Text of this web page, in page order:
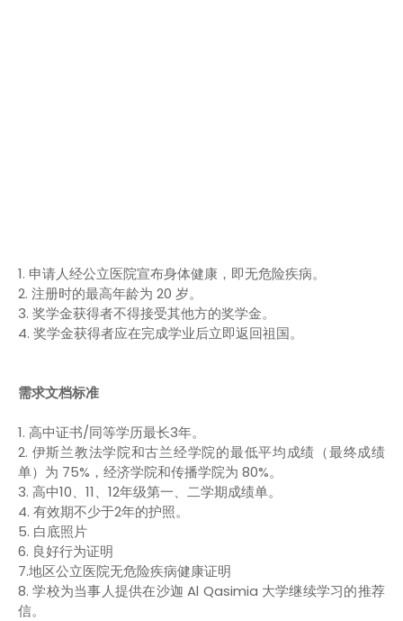
1. 申请人经公立医院宣布身体健康，即无危险疾病。
2. 注册时的最高年龄为 20 岁。
3. 奖学金获得者不得接受其他方的奖学金。
4. 奖学金获得者应在完成学业后立即返回祖国。
需求文档标准
1. 高中证书/同等学历最长3年。
2. 伊斯兰教法学院和古兰经学院的最低平均成绩（最终成绩
单）为 75%，经济学院和传播学院为 80%。
3. 高中10、11、12年级第一、二学期成绩单。
4. 有效期不少于2年的护照。
5. 白底照片
6. 良好行为证明
7.地区公立医院无危险疾病健康证明
8. 学校为当事人提供在沙迦 Al Qasimia 大学继续学习的推荐
信。